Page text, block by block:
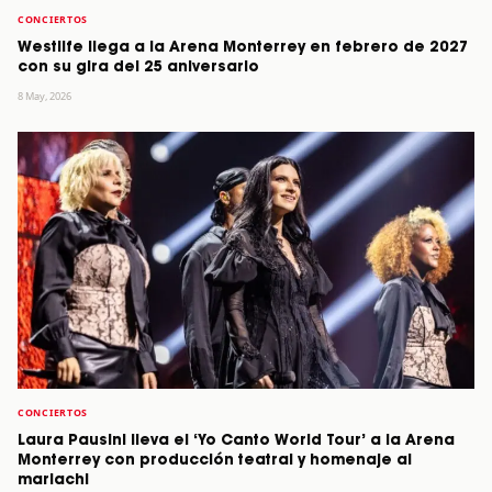
CONCIERTOS
Westlife llega a la Arena Monterrey en febrero de 2027
con su gira del 25 aniversario
8 May, 2026
CONCIERTOS
Laura Pausini lleva el ‘Yo Canto World Tour’ a la Arena
Monterrey con producción teatral y homenaje al
mariachi